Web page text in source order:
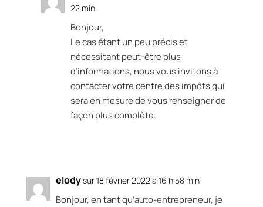
22 min
Bonjour,
Le cas étant un peu précis et
nécessitant peut-être plus
d’informations, nous vous invitons à
contacter votre centre des impôts qui
sera en mesure de vous renseigner de
façon plus complète.
elodysur 18 février 2022 à 16 h 58 min
Bonjour, en tant qu’auto-entrepreneur, je